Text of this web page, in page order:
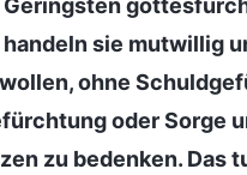
handeln sie mutwillig
ohne
oder Sorge
zu bedenken. Das